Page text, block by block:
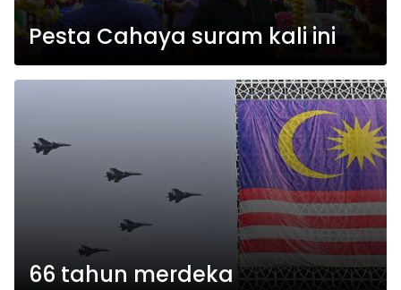
Pesta Cahaya suram kali ini
66 tahun merdeka